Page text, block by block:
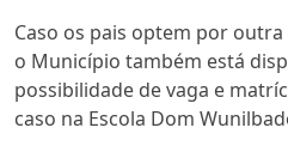
Caso os pais optem por
o Município também está
possibilidade de vaga e
caso na Escola Dom